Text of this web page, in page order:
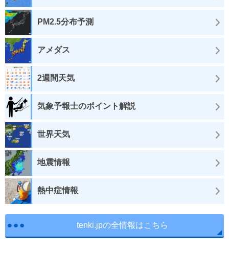
PM2.5分布予測
アメダス
2週間天気
気象予報士のポイント解説
世界天気
地震情報
熱中症情報
tenki.jpの全情報はこちら